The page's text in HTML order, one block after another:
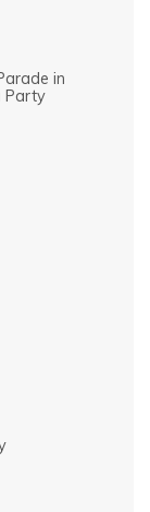
in
Party